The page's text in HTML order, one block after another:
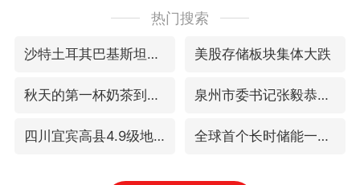
热门搜索
沙特土耳其巴基斯坦签署共同防务协议 美股存储板块集体大跌
秋天的第一杯奶茶到底有多火 泉州市委书记张毅恭被查
四川宜宾高县4.9级地震致1死 全球首个长时储能一体化产业园量产